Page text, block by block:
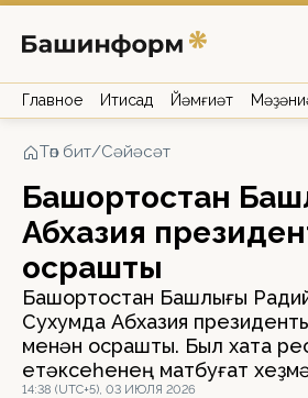
Главное Иҡтисад Йәмғиәт
Төп бит/Сәйәсәт
Башҡортостан
Абхазия
осрашты
Башҡортостан Башлығы
Сухумда Абхазия
менән осрашты. Был хаҡта
етәксеһенең матбуғат
14:38 (UTC+5), 03 ИЮЛЯ 2026